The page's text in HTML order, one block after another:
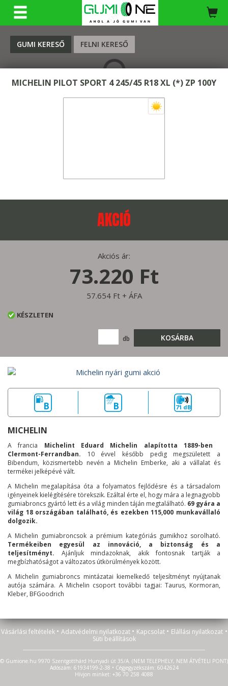
GUMI KERESŐ FELNI KERESŐ
KERESÉS
MICHELIN PILOT SPORT 4 245/45 R18 XL (*) ZP 100Y
AKCIÓ
Akciós ár:
73.220 Ft
57.654 Ft + ÁFA
KÉSZLETEN
db KOSÁRBA
B B 71 dB
MICHELIN
A francia Michelint Eduard Michelin alapította 1889-ben
Clermont-Ferrandban. 10 évvel később pedig megszületett a
Bibendum, közismertebb nevén a Michelin Emberke, aki a vállalat és
termékei jelképévé vált.
A Michelin megalapítása óta a folyamatos fejlődésre és a társadalom
igényeinek kielégítésére törekszik. Ezáltal érte el, hogy mára a legnagyobb
gumiabroncs gyártó lett és a világ minden táján megtalálható. 69 gyára a
világ 18 országában található, és ezekben 115,000 munkavállaló
dolgozik.
A Michelin gumiabroncsok a prémium kategóriás gumikhoz sorolható.
Termékeiben egyesül az innováció, a biztonság és a
teljesítményt. Ajánljuk mindazoknak, akik fontosnak tartják a
megbízhatóságot a változatos útkörülmények között.
A Michelin gumiabroncs mintázatai kiemelkedő teljesítményt nyújtanak
autója számára. A Michelin csoport további tagjai: Taurus, Kormoran,
Kleber, BFGoodrich
Vásárlási feltételek • Adatvédelmi nyilatkozat • Kapcsolat • Elállási nyilatkozat •
Süti beállítások
© Gumione.hu 9970 Szentgotthárd Hunyadi út 35/A. (NEM TELEPHELY, NEM ÁTVÉTELI PONT)
Adószám: 61934199-2-38 • Cégjegyzékszám: 6042624
Hívjon minket: +36 70 258 4088